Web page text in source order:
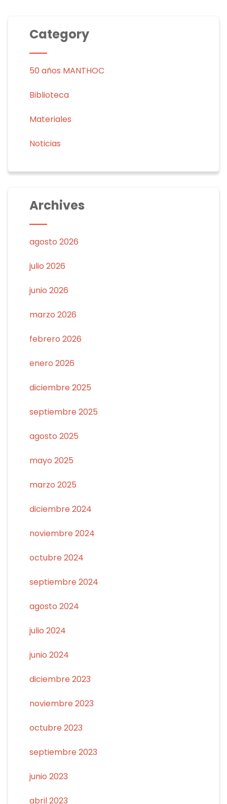
Category
50 años MANTHOC
Biblioteca
Materiales
Noticias
Archives
agosto 2026
julio 2026
junio 2026
marzo 2026
febrero 2026
enero 2026
diciembre 2025
septiembre 2025
agosto 2025
mayo 2025
marzo 2025
diciembre 2024
noviembre 2024
octubre 2024
septiembre 2024
agosto 2024
julio 2024
junio 2024
diciembre 2023
noviembre 2023
octubre 2023
septiembre 2023
junio 2023
abril 2023